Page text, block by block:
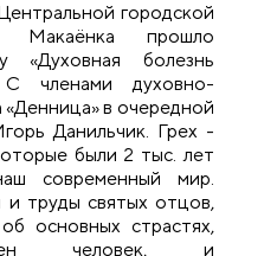
городской
прошло
«Духовная болезнь
С членами духовно-
«Денница» в очередной
Данильчик. Грех -
были 2 тыс. лет
современный мир.
труды святых отцов,
основных страстях,
человек, и